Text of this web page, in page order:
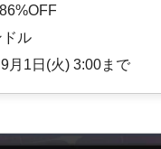
ル
月1日(火) 3:00まで